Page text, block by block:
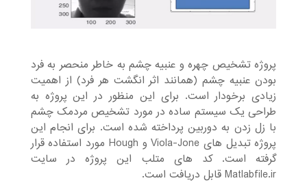
پروژه تشخیص چهره و عنبیه چشم به خاطر منحصر به فرد
بودن عنبیه چشم (همانند اثر انگشت هر فرد) از اهمیت
زیادی برخودار است. برای این منظور در این پروژه به
طراحی یک سیستم ساده در مورد تشخیص مردمک چشم
با زل زدن به دوربین پرداخته شده است. برای انجام این
پروژه تبدیل های Viola-Jone و Hough مورد استفاده قرار
گرفته است. کد های متلب این پروژه در سایت
Matlabfile.ir قابل دریافت است.